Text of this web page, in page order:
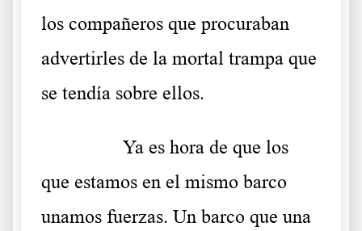
los compañeros que procuraban
advertirles de la mortal trampa que
se tendía sobre ellos.
Ya es hora de que los
que estamos en el mismo barco
unamos fuerzas. Un barco que una